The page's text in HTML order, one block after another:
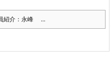
紹介：永峰 ...